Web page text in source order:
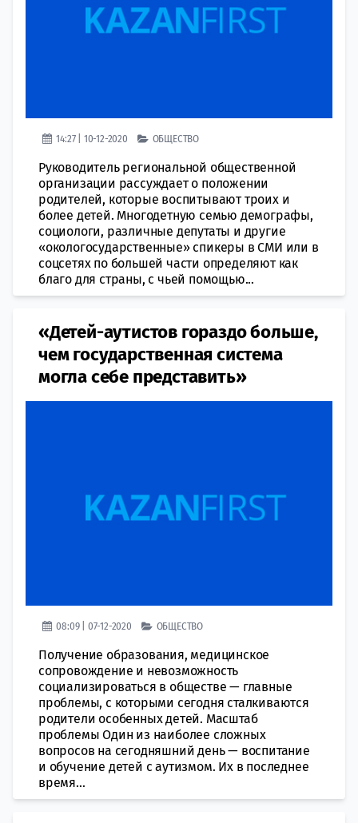
14:27 | 10-12-2020 ОБЩЕСТВО
Руководитель региональной общественной
организации рассуждает о положении
родителей, которые воспитывают троих и
более детей. Многодетную семью демографы,
социологи, различные депутаты и другие
«окологосударственные» спикеры в СМИ или в
соцсетях по большей части определяют как
благо для страны, с чьей помощью...
«Детей-аутистов гораздо больше,
чем государственная система
могла себе представить»
08:09 | 07-12-2020 ОБЩЕСТВО
Получение образования, медицинское
сопровождение и невозможность
социализироваться в обществе — главные
проблемы, с которыми сегодня сталкиваются
родители особенных детей. Масштаб
проблемы Один из наиболее сложных
вопросов на сегодняшний день — воспитание
и обучение детей с аутизмом. Их в последнее
время...